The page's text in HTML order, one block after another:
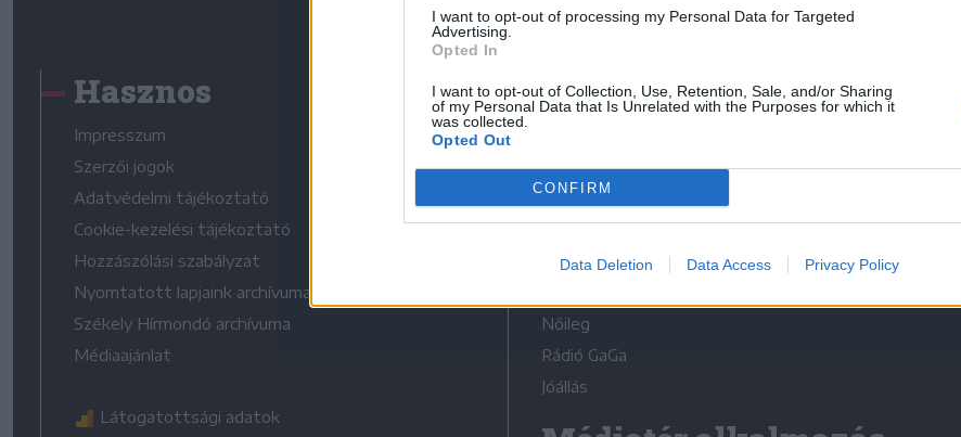
I want to opt-out of processing my Personal Data for Targeted
Advertising.
Opted In
I want to opt-out of Collection, Use, Retention, Sale, and/or Sharing
of my Personal Data that Is Unrelated with the Purposes for which it
was collected.
Opted Out
CONFIRM
Data Deletion Data Access Privacy Policy
Hasznos
Impresszum
Szerzői jogok
Adatvédelmi tájékoztató
Cookie-kezelési tájékoztató
Hozzászólási szabályzat
Nyomtatott lapjaink archívuma
Székely Hírmondó archívuma
Médiaajánlat
Látogatottsági adatok
Médiatér
Liget
Krónika
Bihari Napló
Erdélyi Napló
Nőileg
Rádió GaGa
Jóállás